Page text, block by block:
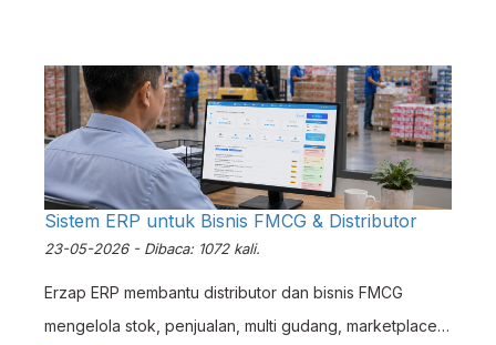
Sistem ERP untuk Bisnis FMCG & Distributor
23-05-2026 - Dibaca: 1072 kali.
Erzap ERP membantu distributor dan bisnis FMCG
mengelola stok, penjualan, multi gudang, marketplace,